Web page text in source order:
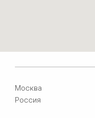
Москва
Россия